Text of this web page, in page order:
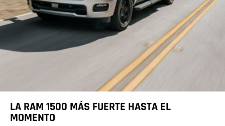
LA RAM 1500 MÁS FUERTE HASTA EL
MOMENTO